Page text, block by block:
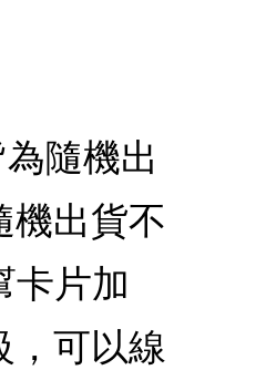
隨機出
機出貨不
卡片加
，可以線